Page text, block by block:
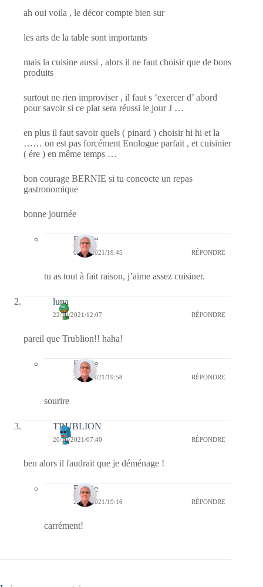
ah oui voila , le décor compte bien sur
les arts de la table sont importants
mais la cuisine aussi , alors il ne faut choisir que de bons
produits
surtout ne rien improviser , il faut s ‘exercer d’ abord
pour savoir si ce plat sera réussi le jour J …
en plus il faut savoir quels ( pinard ) choisir hi hi et la
…… on est pas forcément Enologue parfait , et cuisinier
( ére ) en même temps …
bon courage BERNIE si tu concocte un repas
gastronomique
bonne journée
Bernie
08/11/2021/19:45 RÉPONDRE
tu as tout à fait raison, j’aime assez cuisiner.
luna
22/10/2021/12:07 RÉPONDRE
pareil que Trublion!! haha!
Bernie
22/10/2021/19:58 RÉPONDRE
sourire
TRUBLION
20/10/2021/07:40 RÉPONDRE
ben alors il faudrait que je déménage !
Bernie
20/10/2021/19:16 RÉPONDRE
carrément!